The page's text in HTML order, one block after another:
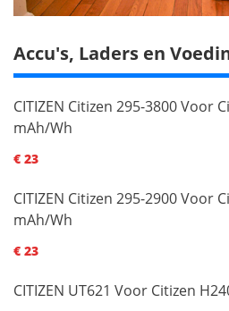
Accu's, Laders en
CITIZEN Citizen 295-3800 Voor
mAh/Wh
€ 23
CITIZEN Citizen 295-2900 Voor
mAh/Wh
€ 23
CITIZEN UT621 Voor Citizen